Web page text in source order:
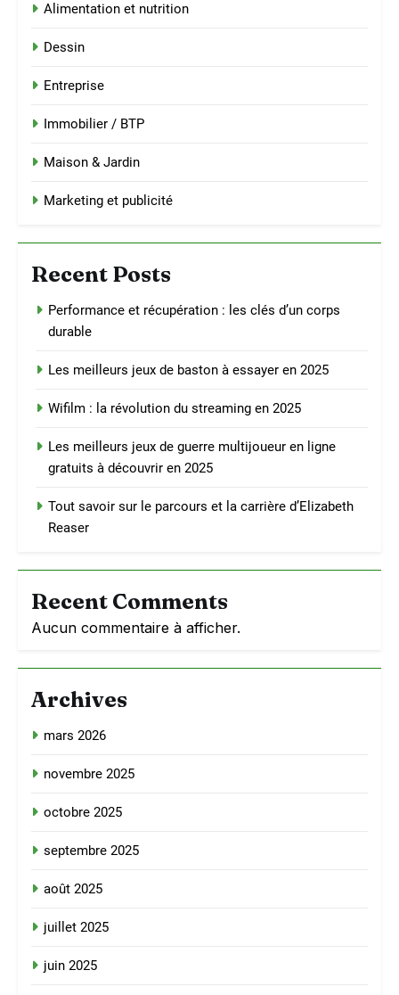
Alimentation et nutrition
Dessin
Entreprise
Immobilier / BTP
Maison & Jardin
Marketing et publicité
Recent Posts
Performance et récupération : les clés d’un corps
durable
Les meilleurs jeux de baston à essayer en 2025
Wifilm : la révolution du streaming en 2025
Les meilleurs jeux de guerre multijoueur en ligne
gratuits à découvrir en 2025
Tout savoir sur le parcours et la carrière d’Elizabeth
Reaser
Recent Comments
Aucun commentaire à afficher.
Archives
mars 2026
novembre 2025
octobre 2025
septembre 2025
août 2025
juillet 2025
juin 2025